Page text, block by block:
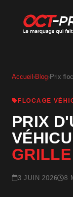
Accueil ›Blog›Prix
FLOCAGE
PRIX
3 JUIN 2026 8